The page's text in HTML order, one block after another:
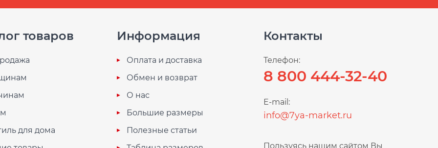
товаров
для дома
Информация
Оплата и доставка
Обмен и возврат
О нас
Большие размеры
Полезные статьи
Контакты
Телефон:
8 800 444-32-40
E-mail:
info@7ya-market.ru
Пользуясь нашим сайтом Вы